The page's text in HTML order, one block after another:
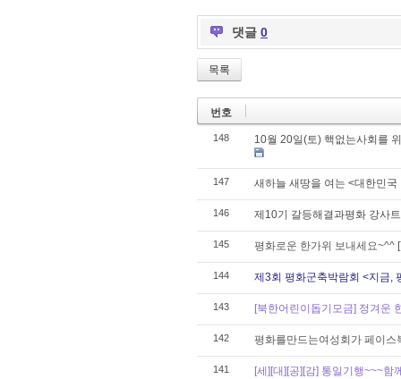
댓글 0
목록
번호
148 10월 20일(토) 핵없는사회를
147 새하늘 새땅을 여는 <대한민
146 제10기 갈등해결과평화 강사
145 평화로운 한가위 보내세요~^^
144 제3회 평화군축박람회 <지금,
143 [북한어린이돕기모금] 정겨운
142 평화를만드는여성회가 페이스
141 [세][대][공][감] 통일기행~~~함